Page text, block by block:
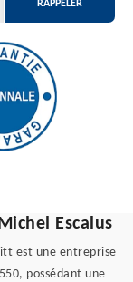
Escalus
est une entreprise
possédant une